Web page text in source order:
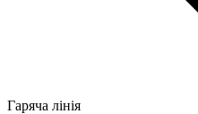
Гаряча лінія